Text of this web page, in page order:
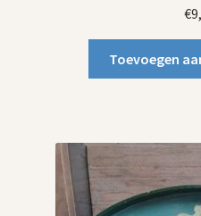
€
Toevoegen